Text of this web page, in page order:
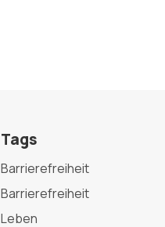
Tags
Barrierefreiheit
Barrierefreiheit
Leben